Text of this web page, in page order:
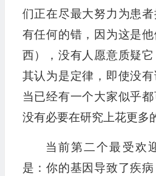
们正在尽最大努力为患
有任何的错，因为这是
西），没有人愿意质疑
其认为是定律，即使没
当已经有一个大家似乎都
没有必要在研究上花更多
当前第二个最受欢
是：你的基因导致了疾